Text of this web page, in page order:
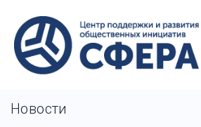
Новости